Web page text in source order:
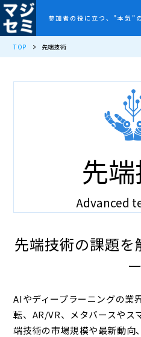
参加者の役に立つ、”本気”
TOP 先端技術
先
Advanced
先端技術の課題
ー
AIやディープラーニングの業
転、AR/VR、メタバースやス
端技術の市場規模や最新動向